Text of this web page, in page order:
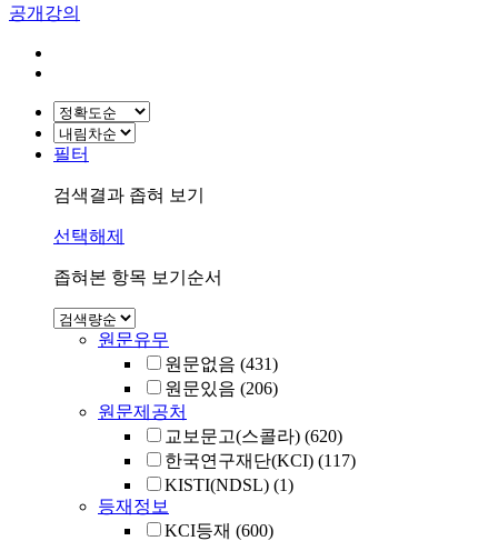
공개강의
필터
검색결과 좁혀 보기
선택해제
좁혀본 항목 보기순서
원문유무
원문없음 (431)
원문있음 (206)
원문제공처
교보문고(스콜라) (620)
한국연구재단(KCI) (117)
KISTI(NDSL) (1)
등재정보
KCI등재 (600)